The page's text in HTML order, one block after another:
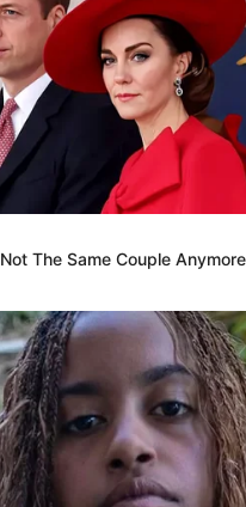
The Same Couple